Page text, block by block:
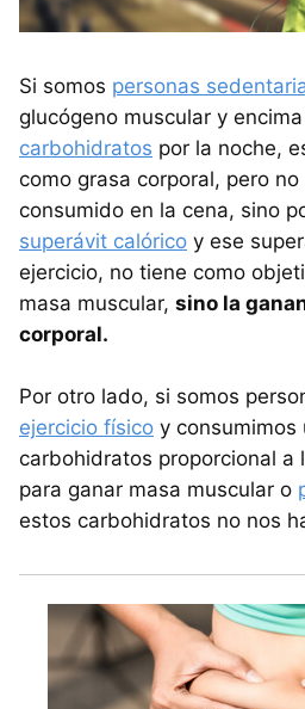
Si somos personas
glucógeno muscular y
carbohidratos por la noche,
como grasa corporal, pero
consumido en la cena, sino
superávit calórico y ese
ejercicio, no tiene como
masa muscular, sino la
corporal.
Por otro lado, si somos
ejercicio físico y consumimos
carbohidratos proporcional a
para ganar masa muscular o
estos carbohidratos no nos